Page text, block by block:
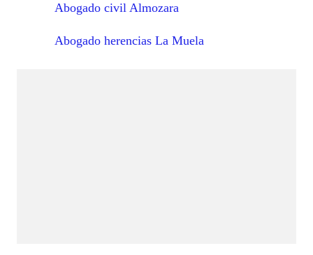
Abogado civil Almozara
Abogado herencias La Muela